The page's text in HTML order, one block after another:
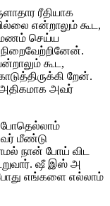
ரீதியாக
என்றாலும் கூட,
செய்ய
கூட,
றேன்.
அவர்
போதெல்லாம்
மீண்டு
நான் போய் விட
ஷீ இஸ் அ
எங்களை எல்லாம்